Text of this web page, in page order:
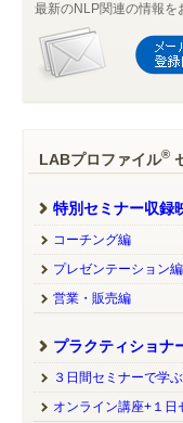
最新のNLP関連の情報を
LABプロファイル®
特別セミナー収録
コーチング編
プレゼンテーション編
営業・販売編
プラクティショナ
３日間セミナーで学ぶ
オンライン講座+１日